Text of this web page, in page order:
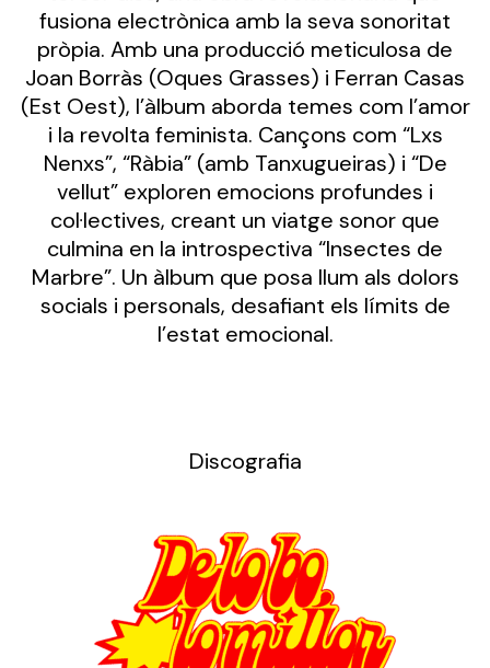
fusiona electrònica amb la seva sonoritat
pròpia. Amb una producció meticulosa de
Joan Borràs (Oques Grasses) i Ferran Casas
(Est Oest), l’àlbum aborda temes com l’amor
i la revolta feminista. Cançons com “Lxs
Nenxs”, “Ràbia” (amb Tanxugueiras) i “De
vellut” exploren emocions profundes i
col·lectives, creant un viatge sonor que
culmina en la introspectiva “Insectes de
Marbre”. Un àlbum que posa llum als dolors
socials i personals, desafiant els límits de
l’estat emocional.
Discografia